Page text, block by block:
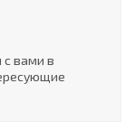
с вами в